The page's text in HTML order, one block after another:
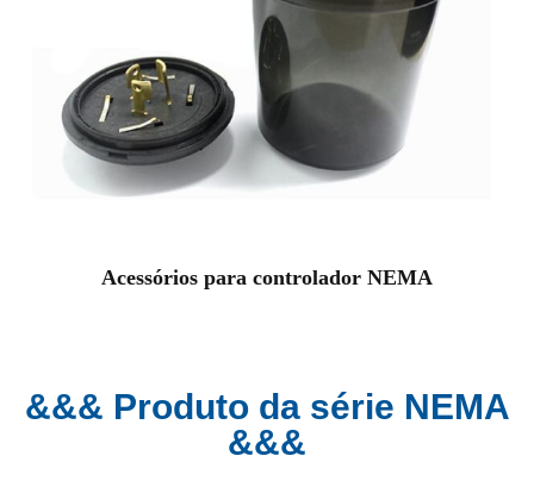
Acessórios para controlador NEMA
&&& Produto da série NEMA
&&&